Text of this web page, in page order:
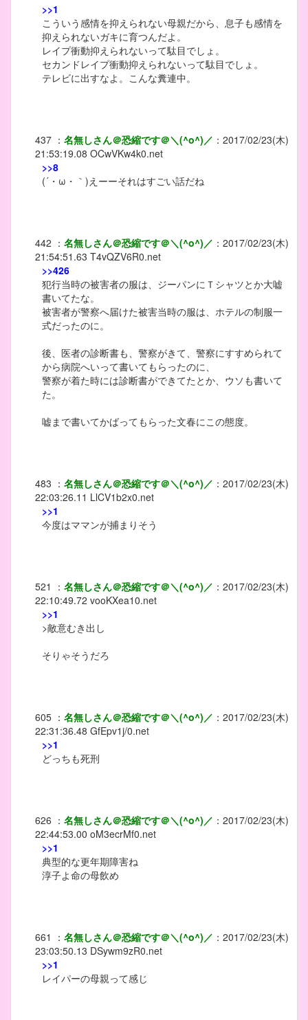
>>1
こういう感情を抑えられない母親だから、息子も感情を
抑えられないガキに育つんだよ。
レイプ衝動抑えられないって駄目でしょ。
セカンドレイプ衝動抑えられないって駄目でしょ。
テレビに出すなよ。こんな糞連中。
437 ： 名無しさん＠恐縮です＠＼(^o^)／ ： 2017/02/23(木)
21:53:19.08 OCwVKw4k0.net
>>8
(´・ω・｀)えーーそれはすごい話だね
442 ： 名無しさん＠恐縮です＠＼(^o^)／ ： 2017/02/23(木)
21:54:51.63 T4vQZV6R0.net
>>426
犯行当時の被害者の服は、ジーパンにＴシャツとか大嘘
書いてたな。
被害者が警察へ届けた被害当時の服は、ホテルの制服一
式だったのに。
後、医者の診断書も、警察がきて、警察にすすめられて
から病院へいって書いてもらったのに、
警察が着た時には診断書ができてたとか、ウソも書いて
た。
嘘まで書いてかばってもらった文春にこの態度。
483 ： 名無しさん＠恐縮です＠＼(^o^)／ ： 2017/02/23(木)
22:03:26.11 LlCV1b2x0.net
>>1
今度はママンが捕まりそう
521 ： 名無しさん＠恐縮です＠＼(^o^)／ ： 2017/02/23(木)
22:10:49.72 vooKXea10.net
>>1
>敵意むき出し
そりゃそうだろ
605 ： 名無しさん＠恐縮です＠＼(^o^)／ ： 2017/02/23(木)
22:31:36.48 GfEpv1j/0.net
>>1
どっちも死刑
626 ： 名無しさん＠恐縮です＠＼(^o^)／ ： 2017/02/23(木)
22:44:53.00 oM3ecrMf0.net
>>1
典型的な更年期障害ね
淳子よ命の母飲め
661 ： 名無しさん＠恐縮です＠＼(^o^)／ ： 2017/02/23(木)
23:03:50.13 DSywm9zR0.net
>>1
レイパーの母親って感じ